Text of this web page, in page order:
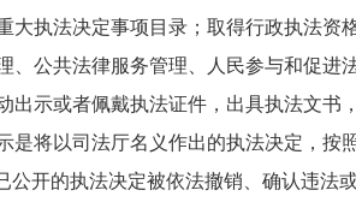
大执法决定事项目录；取得行政执法资
、公共法律服务管理、人民参与和促进
出示或者佩戴执法证件，出具执法文书
是将以司法厅名义作出的执法决定，按
公开的执法决定被依法撤销、确认违法